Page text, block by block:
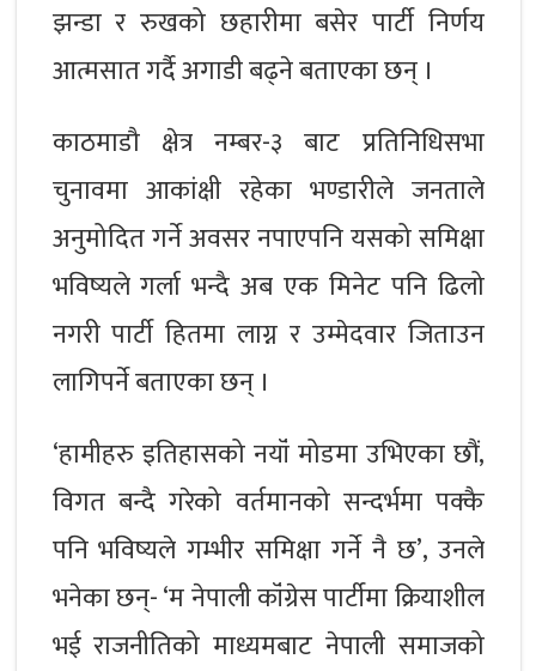
झन्डा र रुखको छहारीमा बसेर पार्टी निर्णय
आत्मसात गर्दै अगाडी बढ्ने बताएका छन् ।
काठमाडौ क्षेत्र नम्बर-३ बाट प्रतिनिधिसभा
चुनावमा आकांक्षी रहेका भण्डारीले जनताले
अनुमोदित गर्ने अवसर नपाएपनि यसको समिक्षा
भविष्यले गर्ला भन्दै अब एक मिनेट पनि ढिलो
नगरी पार्टी हितमा लाग्न र उम्मेदवार जिताउन
लागिपर्ने बताएका छन् ।
‘हामीहरु इतिहासको नयॉं मोडमा उभिएका छौं,
विगत बन्दै गरेको वर्तमानको सन्दर्भमा पक्कै
पनि भविष्यले गम्भीर समिक्षा गर्ने नै छ’, उनले
भनेका छन्- ‘म नेपाली कॉंग्रेस पार्टीमा क्रियाशील
भई राजनीतिको माध्यमबाट नेपाली समाजको